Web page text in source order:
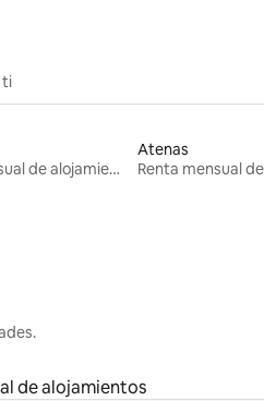
ti
Renta mensual de alojamientos
Atenas
de alojamientos